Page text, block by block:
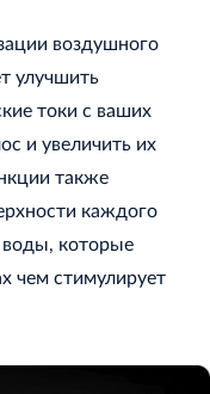
воздушного
улучшить
токи с ваших
и увеличить их
также
каждого
воды, которые
чем стимулирует